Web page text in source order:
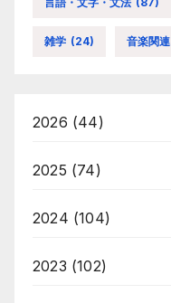
雑学 (24) 音楽関連
2026 (44)
2025 (74)
2024 (104)
2023 (102)